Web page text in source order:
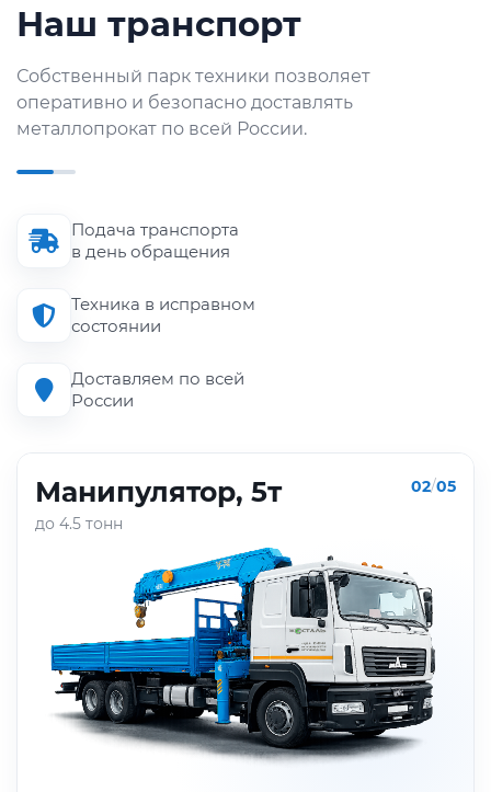
Наш транспорт
Собственный парк техники позволяет
оперативно и безопасно доставлять
металлопрокат по всей России.
Подача транспорта
в день обращения
Техника в исправном
состоянии
Доставляем по всей
России
Манипулятор, 5т
до 4.5 тонн
02/05